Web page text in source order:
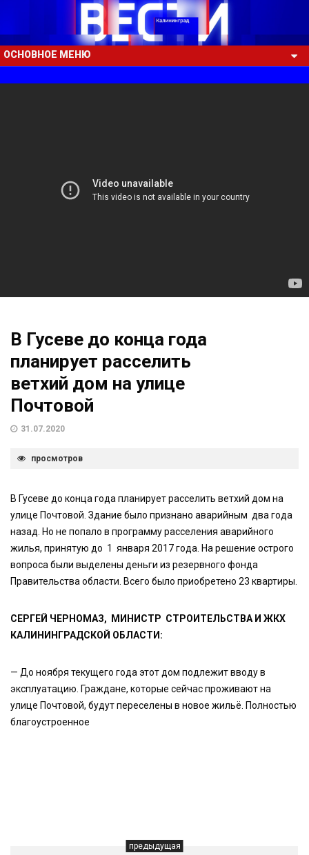
ОСНОВНОЕ МЕНЮ
В Гусеве до конца года
планирует расселить
ветхий дом на улице
Почтовой
31.07.2020
просмотров
В Гусеве до конца года планирует расселить ветхий дом на
улице Почтовой. Здание было признано аварийным два года
назад. Но не попало в программу расселения аварийного
жилья, принятую до 1 января 2017 года. На решение острого
вопроса были выделены деньги из резервного фонда
Правительства области. Всего было приобретено 23 квартиры.
СЕРГЕЙ ЧЕРНОМАЗ, МИНИСТР СТРОИТЕЛЬСТВА И ЖКХ
КАЛИНИНГРАДСКОЙ ОБЛАСТИ:
— До ноября текущего года этот дом подлежит вводу в
эксплуатацию. Граждане, которые сейчас проживают на
улице Почтовой, будут переселены в новое жильё. Полностью
благоустроенное
предыдущая